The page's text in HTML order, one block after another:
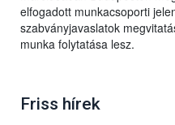
elfogadott munkacsoporti
szabványjavaslatok
munka folytatása lesz.
Friss hírek